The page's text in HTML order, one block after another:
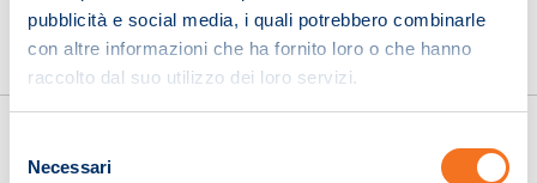
pubblicità e social media, i quali potrebbero combinarle
con altre informazioni che ha fornito loro o che hanno
raccolto dal suo utilizzo dei loro servizi.
delNecessari